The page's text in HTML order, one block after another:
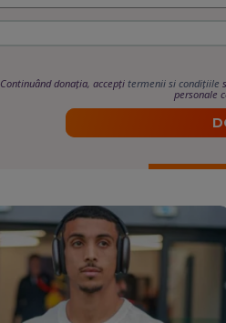
Continuând donația, accepțitermenii si condițiile
personale